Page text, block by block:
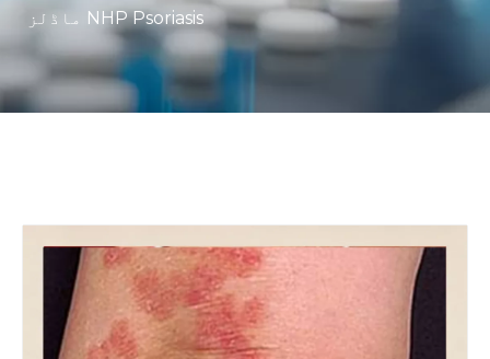
NHP Psoriasis ماڈلز